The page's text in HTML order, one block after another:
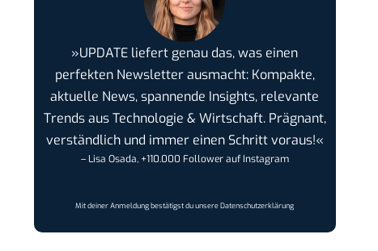
»UPDATE liefert genau das, was einen
perfekten Newsletter ausmacht: Kompakte,
aktuelle News, spannende Insights, relevante
Trends aus Technologie & Wirtschaft. Prägnant,
verständlich und immer einen Schritt voraus!«
– Lisa Osada, +110.000 Follower auf Instagram
Mit deiner Anmeldung bestätigst du unsereDatenschutzerklärung